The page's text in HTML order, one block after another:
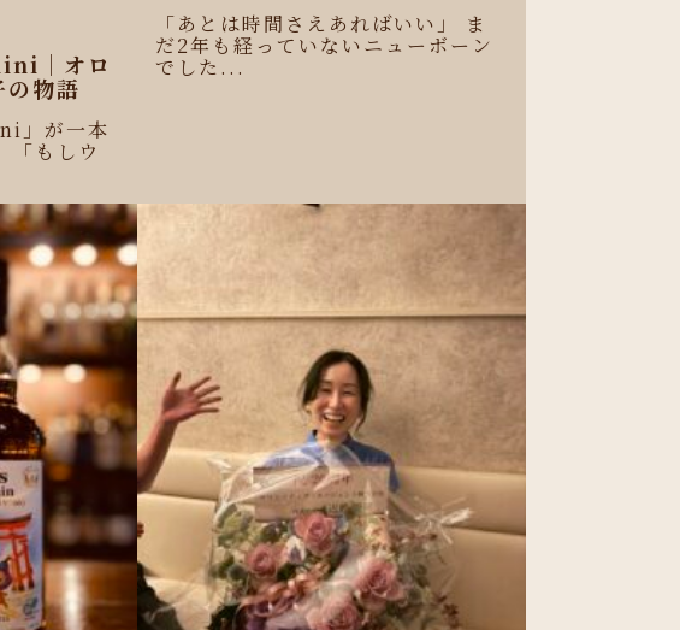
｜オロ
物語
」が一本
「もしウ
「あとは時間さえあればいい」 ま
だ2年も経っていないニューボーン
でした...